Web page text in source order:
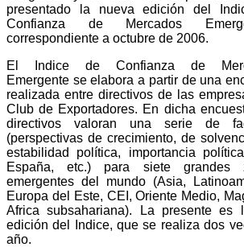
presentado la nueva edición del
Confianza de Mercados
correspondiente a octubre de 2006.
El Indice de Confianza de
Emergente se elabora a partir de una
realizada entre directivos de las
Club de Exportadores. En dicha
directivos valoran una serie de
(perspectivas de crecimiento, de
estabilidad política, importancia
España, etc.) para siete grandes
emergentes del mundo (Asia,
Europa del Este, CEI, Oriente Medio,
Africa subsahariana). La presente es
edición del Indice, que se realiza dos
año.